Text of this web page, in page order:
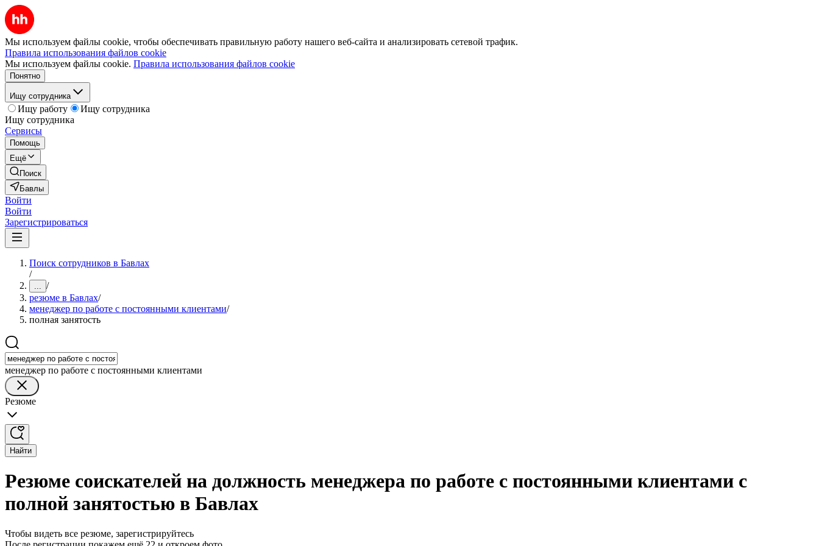
Мы используем файлы cookie, чтобы обеспечивать правильную работу нашего веб-сайта и анализировать сетевой трафик.
Правила использования файлов cookie
Мы используем файлы cookie. Правила использования файлов cookie
Понятно
Ищу сотрудника
Ищу работу
Ищу сотрудника
Ищу сотрудника
Сервисы
Помощь
Ещё
Поиск
Бавлы
Войти
Войти
Зарегистрироваться
Поиск сотрудников в Бавлах
/
... /
резюме в Бавлах/
менеджер по работе с постоянными клиентами/
полная занятость
менеджер по работе с постоянными клиентами
Резюме
Найти
Резюме соискателей на должность менеджера по работе с постоянными клиентами с
полной занятостью в Бавлах
Чтобы видеть все резюме, зарегистрируйтесь